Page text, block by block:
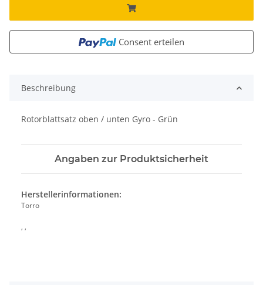
Consent erteilen
Beschreibung
Rotorblattsatz oben / unten Gyro - Grün
Angaben zur Produktsicherheit
Herstellerinformationen:
Torro
, ,